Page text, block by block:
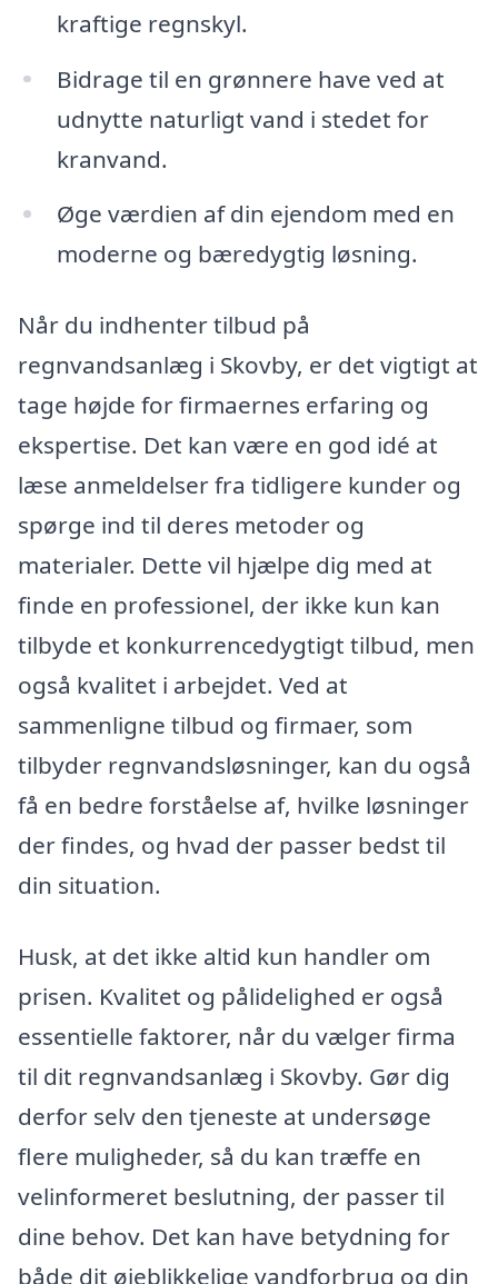
kraftige regnskyl.
Bidrage til en grønnere have ved at
udnytte naturligt vand i stedet for
kranvand.
Øge værdien af din ejendom med en
moderne og bæredygtig løsning.
Når du indhenter tilbud på
regnvandsanlæg i Skovby, er det vigtigt at
tage højde for firmaernes erfaring og
ekspertise. Det kan være en god idé at
læse anmeldelser fra tidligere kunder og
spørge ind til deres metoder og
materialer. Dette vil hjælpe dig med at
finde en professionel, der ikke kun kan
tilbyde et konkurrencedygtigt tilbud, men
også kvalitet i arbejdet. Ved at
sammenligne tilbud og firmaer, som
tilbyder regnvandsløsninger, kan du også
få en bedre forståelse af, hvilke løsninger
der findes, og hvad der passer bedst til
din situation.
Husk, at det ikke altid kun handler om
prisen. Kvalitet og pålidelighed er også
essentielle faktorer, når du vælger firma
til dit regnvandsanlæg i Skovby. Gør dig
derfor selv den tjeneste at undersøge
flere muligheder, så du kan træffe en
velinformeret beslutning, der passer til
dine behov. Det kan have betydning for
både dit øjeblikkelige vandforbrug og din